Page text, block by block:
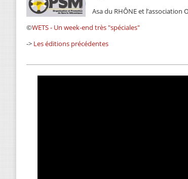
Asa du RHÔNE et l’association
©WETS - Un week-end très "spéciales"
-> Les éditions précédentes